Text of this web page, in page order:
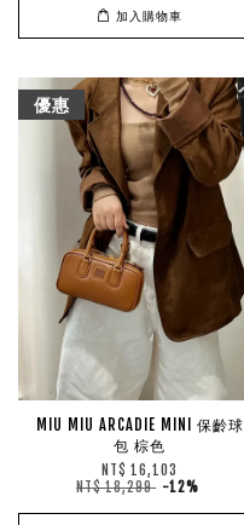
加入購物車
優惠
MIU MIU ARCADIE MINI 保齡球
包 棕色
NT$ 16,103
NT$ 18,299 -12%